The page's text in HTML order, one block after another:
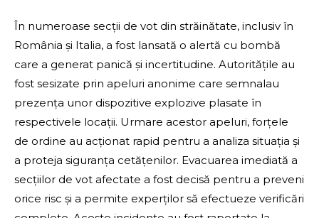
În numeroase secții de vot din străinătate, inclusiv în
România și Italia, a fost lansată o alertă cu bombă
care a generat panică și incertitudine. Autoritățile au
fost sesizate prin apeluri anonime care semnalau
prezența unor dispozitive explozive plasate în
respectivele locații. Urmare acestor apeluri, forțele
de ordine au acționat rapid pentru a analiza situația și
a proteja siguranța cetățenilor. Evacuarea imediată a
secțiilor de vot afectate a fost decisă pentru a preveni
orice risc și a permite experților să efectueze verificări